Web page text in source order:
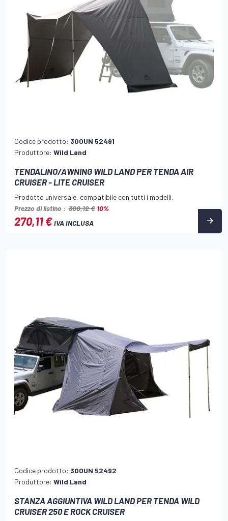
Codice prodotto: 300UN 52491
Produttore: Wild Land
TENDALINO/AWNING WILD LAND PER TENDA AIR
CRUISER - LITE CRUISER
Prodotto universale, compatibile con tutti i modelli.
Prezzo di listino : 300,12 € 10%
270,11 €IVA INCLUSA
Codice prodotto: 300UN 52492
Produttore: Wild Land
STANZA AGGIUNTIVA WILD LAND PER TENDA WILD
CRUISER 250 E ROCK CRUISER